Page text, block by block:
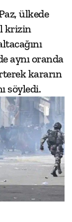
ülkede
krizin
aynı oranda
kararın
söyledi.